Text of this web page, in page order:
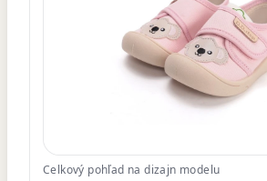
Celkový pohľad na dizajn modelu